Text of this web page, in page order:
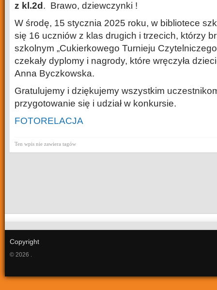
z kl.2d . Brawo, dziewczynki !
W środę, 15 stycznia 2025 roku, w bibliotece
się 16 uczniów z klas drugich i trzecich, którzy
szkolnym „Cukierkowego Turnieju
czekały dyplomy i nagrody, które wręczyła
Anna Byczkowska.
Gratulujemy i dziękujemy wszystkim
przygotowanie się i udział w konkursie.
FOTORELACJA
Ten wpis nie zawiera tagów
Copyright
© 2026 .